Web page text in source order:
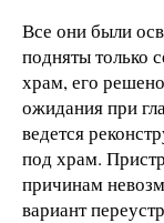
Все они были
подняты только
храм, его
ожидания при
ведется
под храм.
причинам
вариант